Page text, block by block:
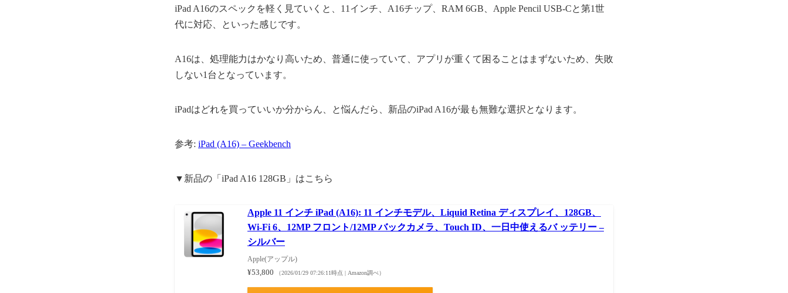
iPad A16のスペックを軽く見ていくと、11インチ、A16チップ、RAM 6GB、Apple Pencil USB-Cと第1世
代に対応、といった感じです。
A16は、処理能力はかなり高いため、普通に使っていて、アプリが重くて困ることはまずないため、失敗
しない1台となっています。
iPadはどれを買っていいか分からん、と悩んだら、新品のiPad A16が最も無難な選択となります。
参考: iPad (A16) – Geekbench
▼新品の「iPad A16 128GB」はこちら
Apple 11 インチ iPad (A16): 11 インチモデル、Liquid Retina ディスプレイ、128GB、
Wi-Fi 6、12MP フロント/12MP バックカメラ、Touch ID、一日中使えるバ ッテリー –
シルバー
Apple(アップル)
¥53,800 （2026/01/29 07:26:11時点 | Amazon調べ）